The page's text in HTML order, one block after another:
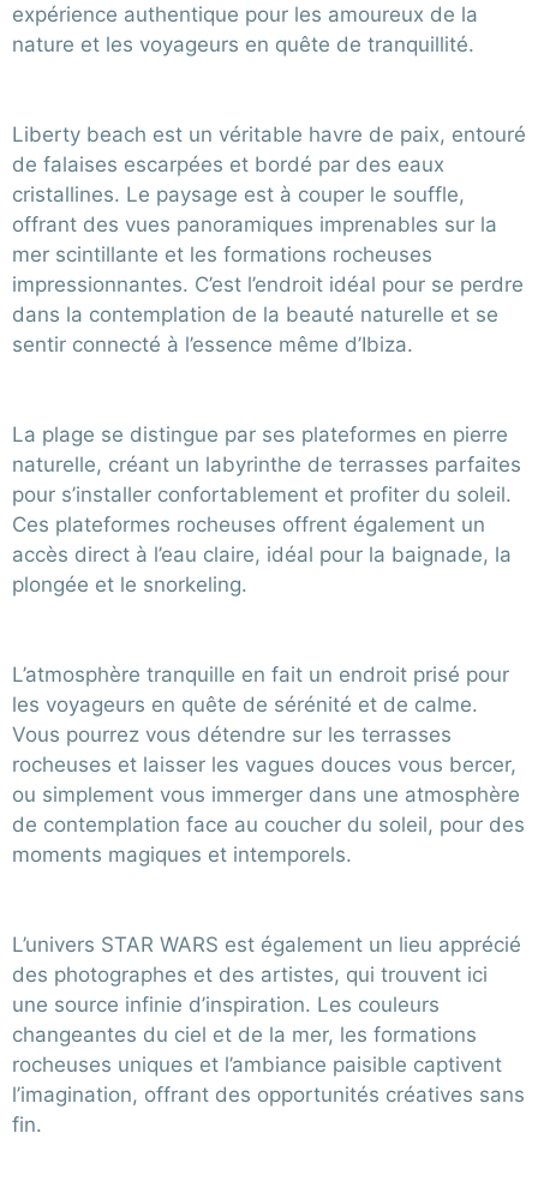
expérience authentique pour les amoureux de la
nature et les voyageurs en quête de tranquillité.
Liberty beach est un véritable havre de paix, entouré
de falaises escarpées et bordé par des eaux
cristallines. Le paysage est à couper le souffle,
offrant des vues panoramiques imprenables sur la
mer scintillante et les formations rocheuses
impressionnantes. C’est l’endroit idéal pour se perdre
dans la contemplation de la beauté naturelle et se
sentir connecté à l’essence même d’Ibiza.
La plage se distingue par ses plateformes en pierre
naturelle, créant un labyrinthe de terrasses parfaites
pour s’installer confortablement et profiter du soleil.
Ces plateformes rocheuses offrent également un
accès direct à l’eau claire, idéal pour la baignade, la
plongée et le snorkeling.
L’atmosphère tranquille en fait un endroit prisé pour
les voyageurs en quête de sérénité et de calme.
Vous pourrez vous détendre sur les terrasses
rocheuses et laisser les vagues douces vous bercer,
ou simplement vous immerger dans une atmosphère
de contemplation face au coucher du soleil, pour des
moments magiques et intemporels.
L’univers STAR WARS est également un lieu apprécié
des photographes et des artistes, qui trouvent ici
une source infinie d’inspiration. Les couleurs
changeantes du ciel et de la mer, les formations
rocheuses uniques et l’ambiance paisible captivent
l’imagination, offrant des opportunités créatives sans
fin.